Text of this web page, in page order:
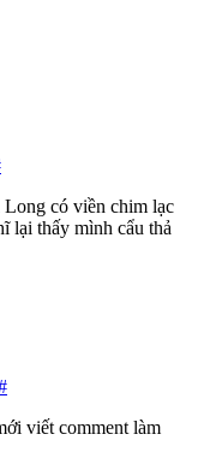
có viền chim lạc
lại thấy mình cẩu thả
viết comment làm